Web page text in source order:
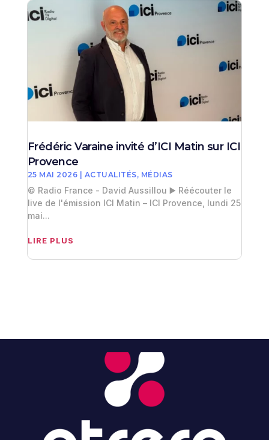
Frédéric Varaine invité d’ICI Matin sur ICI
Provence
25 MAI 2026 ACTUALITÉS, MÉDIAS
© Radio France - David Aussillou ▶️ Réécouter le
live de l'émission ICI Matin – ICI Provence, lundi 25
mai...
LIRE PLUS